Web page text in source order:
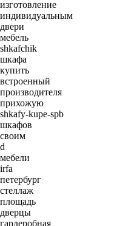
изготовление
индивидуальным
двери
мебель
shkafchik
шкафа
купить
встроенный
производителя
прихожую
shkafy-kupe-spb
шкафов
своим
d
мебели
irfa
петербург
стеллаж
площадь
дверцы
гардеробная